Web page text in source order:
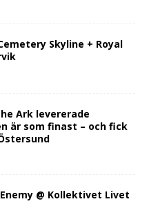
Cemetery Skyline + Royal
Ark levererade
är som finast – och fick
@ Kollektivet Livet